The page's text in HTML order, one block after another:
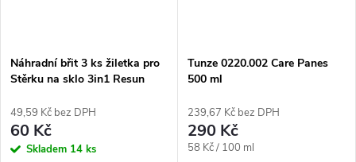
Náhradní břit 3 ks žiletka pro
Stěrku na sklo 3in1 Resun
49,59 Kč bez DPH
60 Kč
Skladem 14 ks
Tunze 0220.002 Care Panes
500 ml
239,67 Kč bez DPH
290 Kč
Měrná
58 Kč / 100 ml